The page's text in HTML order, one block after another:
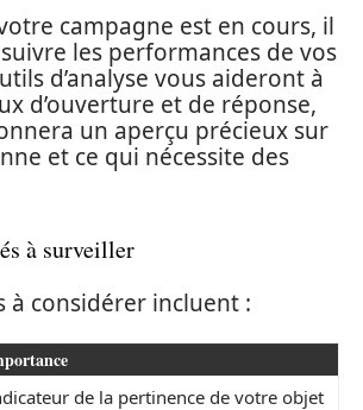
campagne est en cours, il
les performances de vos
d’analyse vous aideront à
d’ouverture et de réponse,
un aperçu précieux sur
et ce qui nécessite des
à surveiller
à considérer incluent :
de la pertinence de votre objet